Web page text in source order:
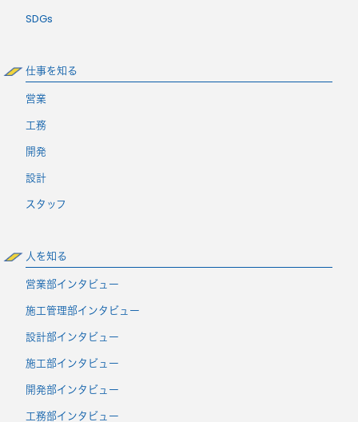
SDGs
仕事を知る
営業
工務
開発
設計
スタッフ
人を知る
営業部インタビュー
施工管理部インタビュー
設計部インタビュー
施工部インタビュー
開発部インタビュー
工務部インタビュー